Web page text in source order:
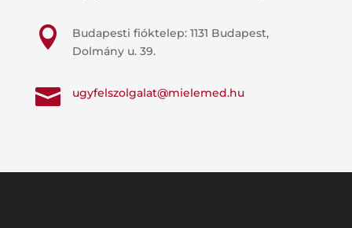

Budapesti fióktelep: 1131 Budapest,
Dolmány u. 39.
 ugyfelszolgalat@mielemed.hu